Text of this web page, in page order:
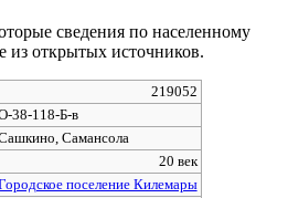
сведения по населенному
из открытых источников.
219052
38-118-Б-в
Самансола
20 век
поселение Килемары